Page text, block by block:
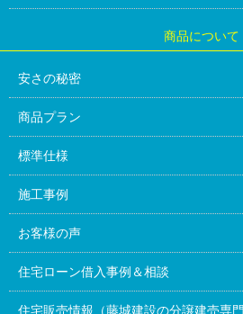
商品について
安さの秘密
商品プラン
標準仕様
施工事例
お客様の声
住宅ローン借入事例＆相談
住宅販売情報（藤城建設の分譲建売専門